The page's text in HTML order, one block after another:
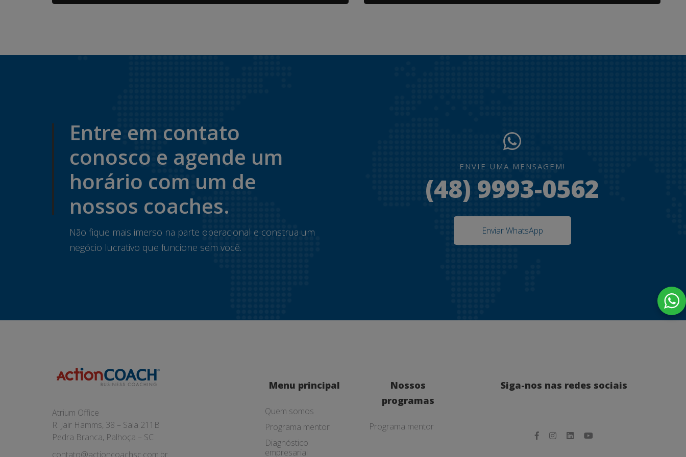
Entre em contato
conosco e agende um
horário com um de
nossos coaches.
Não fique mais imerso na parte operacional e construa um
negócio lucrativo que funcione sem você.
ENVIE UMA MENSAGEM!
(48) 9993-0562
Enviar WhatsApp
Atrium Office
R. Jair Hamms, 38 – Sala 211B
Pedra Branca, Palhoça – SC
contato@actioncoachsc.com.br
Menu principal
Quem somos
Programa mentor
Diagnóstico
empresarial
Nossos
programas
Programa mentor
Siga-nos nas redes sociais